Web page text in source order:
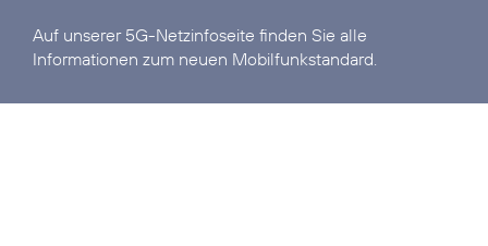
Auf unserer 5G-Netzinfoseite finden Sie alle
Informationen zum neuen Mobilfunkstandard.